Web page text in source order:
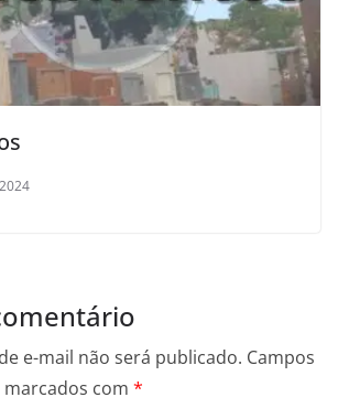
e-mail não será publicado. Campos
com *